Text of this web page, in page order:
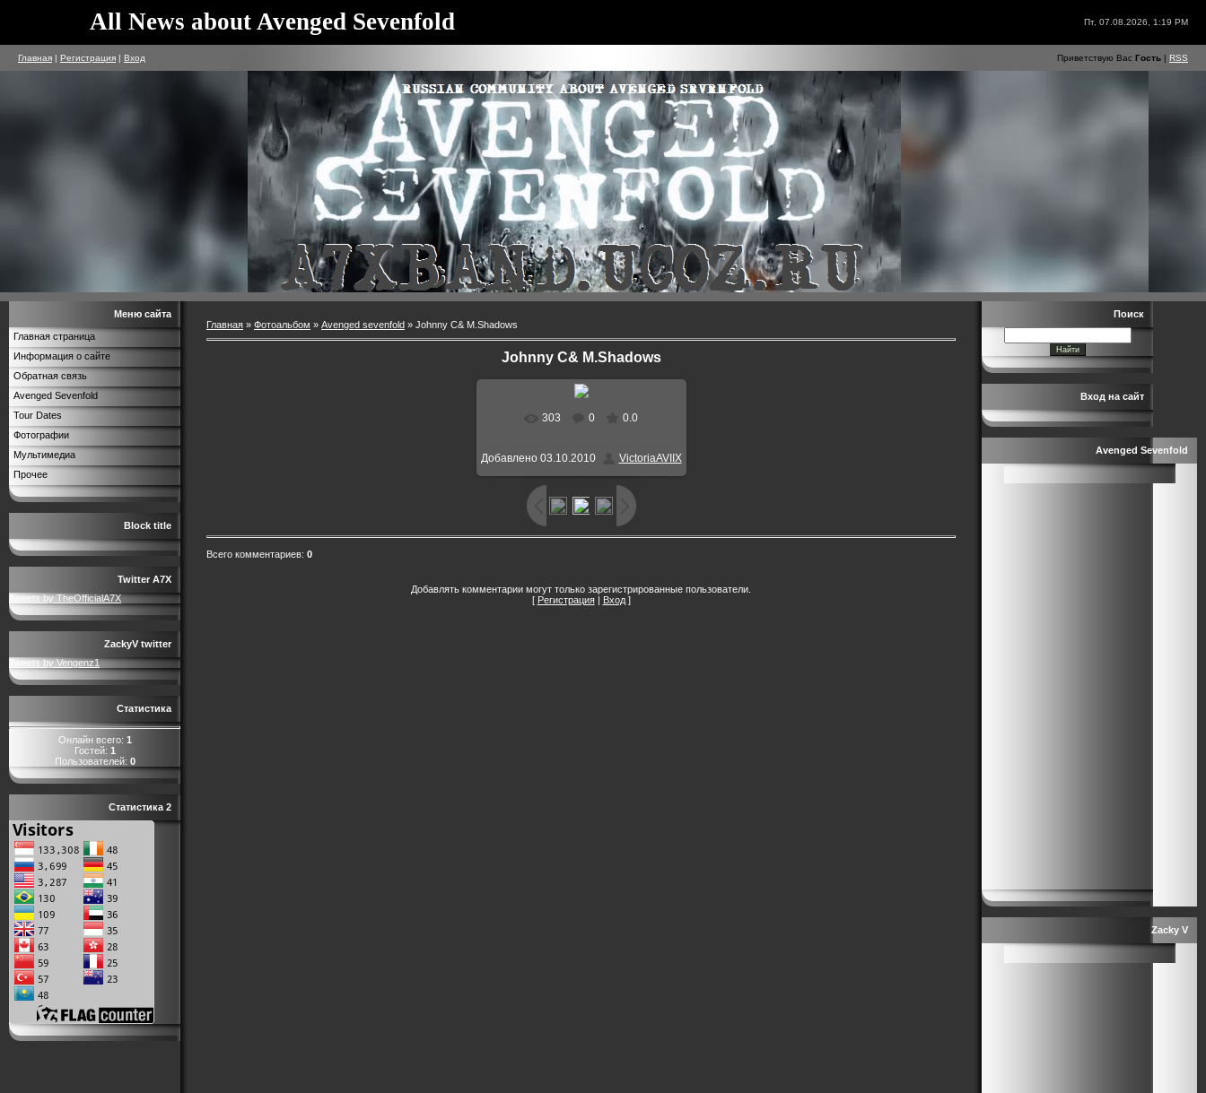
All News about Avenged Sevenfold Пт, 07.08.2026, 1:19 PM
Главная | Регистрация | Вход Приветствую Вас Гость | RSS
Меню сайта
Главная страница
Информация о сайте
Обратная связь
Avenged Sevenfold
Tour Dates
Фотографии
Мультимедиа
Прочее
Block title
Twitter A7X
Tweets by TheOfficialA7X
ZackyV twitter
Tweets by Vengenz1
Статистика
Онлайн всего: 1
Гостей: 1
Пользователей: 0
Статистика 2
Главная » Фотоальбом » Avenged sevenfold » Johnny C& M.Shadows
Johnny C& M.Shadows
В реальном размере 450x600
189.7Kb
303 0 0.0
Добавлено 03.10.2010 VictoriaAVIIX
Всего комментариев: 0
Добавлять комментарии могут только зарегистрированные пользователи.
[ Регистрация| Вход]
Поиск
Вход на сайт
Avenged Sevenfold
Zacky V